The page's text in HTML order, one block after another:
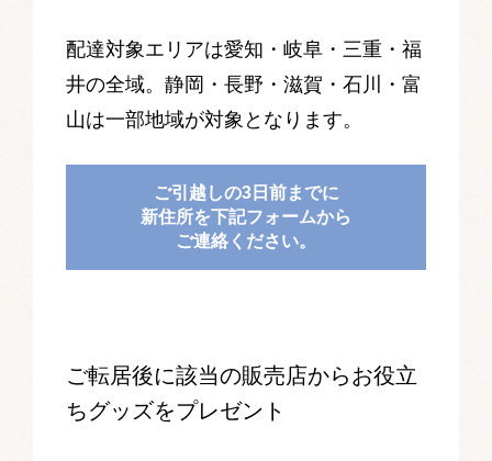
配達対象エリアは愛知・岐阜・三重・福
井の全域。静岡・長野・滋賀・石川・富
山は一部地域が対象となります。
ご引越しの3日前までに
新住所を下記フォームから
ご連絡ください。
ご転居後に該当の販売店からお役立
ちグッズをプレゼント